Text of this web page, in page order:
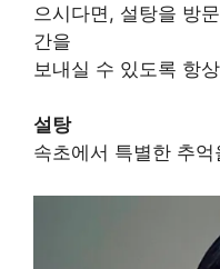
으시다면, 설탕을 방
간을
보내실 수 있도록 항
설탕
속초에서 특별한 추